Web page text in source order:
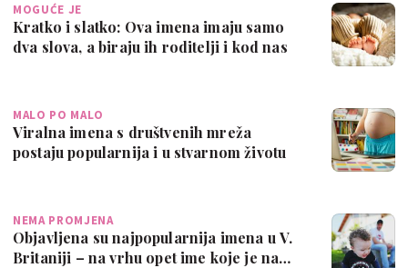
MOGUĆE JE
Kratko i slatko: Ova imena imaju samo
dva slova, a biraju ih roditelji i kod nas
MALO PO MALO
Viralna imena s društvenih mreža
postaju popularnija i u stvarnom životu
NEMA PROMJENA
Objavljena su najpopularnija imena u V.
Britaniji – na vrhu opet ime koje je na…